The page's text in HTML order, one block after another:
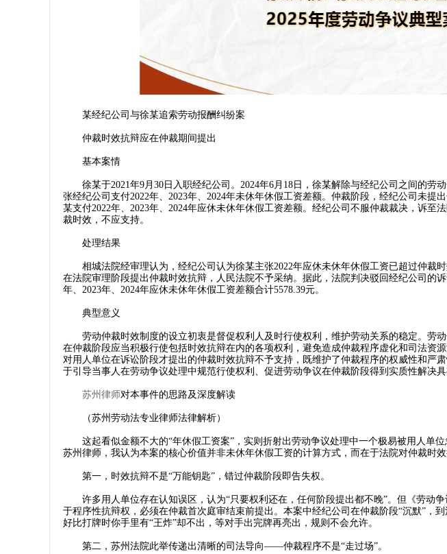
某经纪公司与徐某追索劳动报酬纠纷案
仲裁时效抗辩应在仲裁期间提出
基本案情
徐某于2021年9月30日入职经纪公司。2024年6月18日，徐某解除与经纪公司之间的劳
张经纪公司支付2022年、2023年、2024年未休年休假工资差额。仲裁阶段，经纪公司未提
某支付2022年、2023年、2024年应休未休年休假工资差额。经纪公司不服仲裁裁决，诉至
裁时效，不应支持。
处理结果
相城法院经审理认为，经纪公司认为徐某主张2022年应休未休年休假工资已超过仲裁
在法院审理阶段提出仲裁时效抗辩，人民法院不予采纳。据此，法院判决驳回经纪公司的
年、2023年、2024年应休未休年休假工资差额合计5578.39元。
典型意义
劳动仲裁时效制度的设立初衷是督促权利人及时行使权利，维护劳动关系的稳定。劳
在仲裁阶段应当积极行使包括时效抗辩在内的各项权利，避免造成仲裁程序虚化和司法资
对用人单位在诉讼阶段才提出的仲裁时效抗辩不予支持，既维护了仲裁程序的权威性和严
于引导当事人在劳动争议处理中规范行使权利、促进劳动争议在仲裁阶段得到实质性解决具
苏州律师对本事件的思路及深度解读
（苏州劳动法专业律师法律解析）
这起看似金额不大的“年休假工资案”，实则折射出劳动争议处理中一个极易被用人单位
苏州律师，我认为本案的核心价值并非未休年休假工资的计算方式，而在于法院对仲裁时效
第一，时效抗辩不是“万能钥匙”，错过仲裁阶段即告失权。
许多用人单位存在认知误区，认为“只要权利还在，任何阶段提出都不晚”。但《劳动
于程序性抗辩权，必须在仲裁首次庭审结束前提出。本案中经纪公司在仲裁阶段“沉默”，
好比打牌时你手里有“王炸”却不出，等对手出完牌再亮出，规则不会允许。
第二，苏州法院此举传递出清晰的司法导向——仲裁程序不是“走过场”。